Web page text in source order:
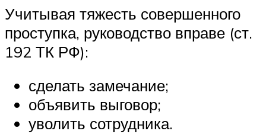
Учитывая тяжесть совершенного
проступка, руководство вправе (ст.
192 ТК РФ):
сделать замечание;
объявить выговор;
уволить сотрудника.